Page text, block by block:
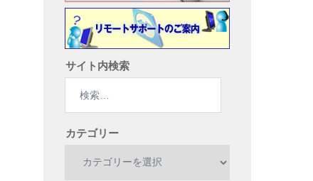
サイト内検索
カテゴリー